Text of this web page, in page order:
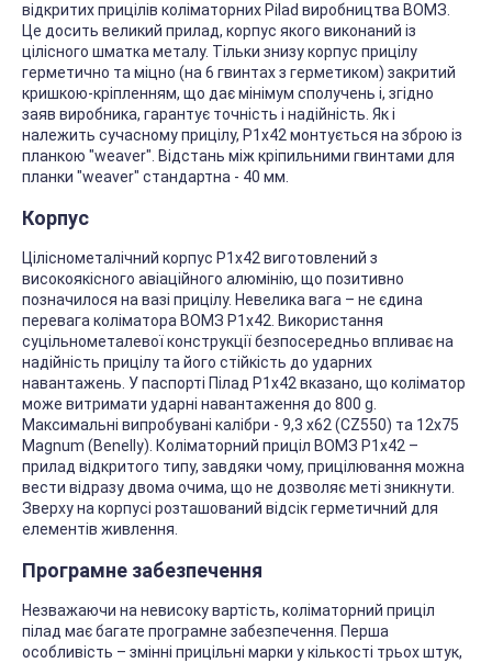
відкритих прицілів коліматорних Pilad виробництва ВОМЗ.
Це досить великий прилад, корпус якого виконаний із
цілісного шматка металу. Тільки знизу корпус прицілу
герметично та міцно (на 6 гвинтах з герметиком) закритий
кришкою-кріпленням, що дає мінімум сполучень і, згідно
заяв виробника, гарантує точність і надійність. Як і
належить сучасному прицілу, Р1х42 монтується на зброю із
планкою "weaver". Відстань між кріпильними гвинтами для
планки "weaver" стандартна - 40 мм.
Корпус
Ціліснометалічний корпус Р1х42 виготовлений з
високоякісного авіаційного алюмінію, що позитивно
позначилося на вазі прицілу. Невелика вага – не єдина
перевага коліматора ВОМЗ Р1х42. Використання
суцільнометалевої конструкції безпосередньо впливає на
надійність прицілу та його стійкість до ударних
навантажень. У паспорті Пілад Р1х42 вказано, що коліматор
може витримати ударні навантаження до 800 g.
Максимальні випробувані калібри - 9,3 х62 (CZ550) та 12х75
Magnum (Benelly). Коліматорний приціл ВОМЗ Р1х42 –
прилад відкритого типу, завдяки чому, прицілювання можна
вести відразу двома очима, що не дозволяє меті зникнути.
Зверху на корпусі розташований відсік герметичний для
елементів живлення.
Програмне забезпечення
Незважаючи на невисоку вартість, коліматорний приціл
пілад має багате програмне забезпечення. Перша
особливість – змінні прицільні марки у кількості трьох штук,